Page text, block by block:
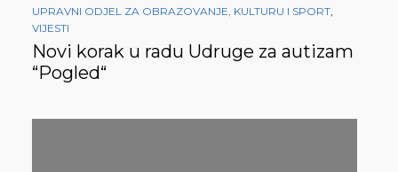
UPRAVNI ODJEL ZA OBRAZOVANJE, KULTURU I SPORT,
VIJESTI
Novi korak u radu Udruge za autizam
“Pogled“